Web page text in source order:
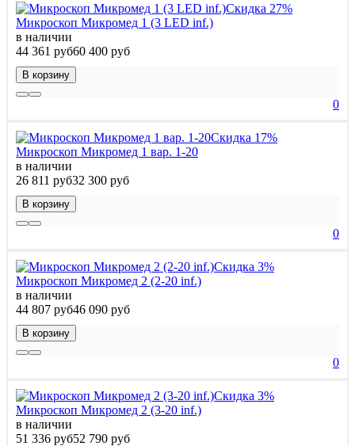
Скидка 27%
Микроскоп Микромед 1 (3 LED inf.)
в наличии
44 361 руб60 400 руб
В корзину
0
Скидка 17%
Микроскоп Микромед 1 вар. 1-20
в наличии
26 811 руб32 300 руб
В корзину
0
Скидка 3%
Микроскоп Микромед 2 (2-20 inf.)
в наличии
44 807 руб46 090 руб
В корзину
0
Скидка 3%
Микроскоп Микромед 2 (3-20 inf.)
в наличии
51 336 руб52 790 руб